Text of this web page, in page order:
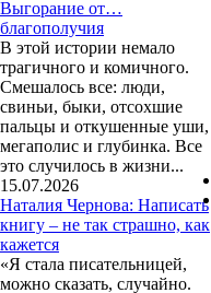
Выгорание от…
благополучия
В этой истории немало
трагичного и комичного.
Смешалось все: люди,
свиньи, быки, отсохшие
пальцы и откушенные уши,
мегаполис и глубинка. Все
это случилось в жизни...
15.07.2026
Наталия Чернова: Написать
книгу – не так страшно, как
кажется
«Я стала писательницей,
можно сказать, случайно.